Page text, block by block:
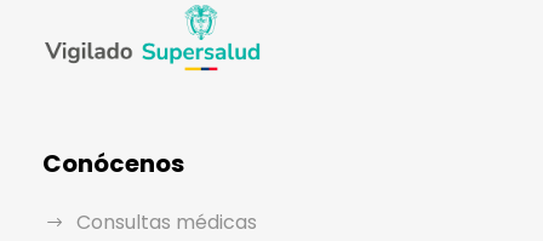
Conócenos
Consultas médicas